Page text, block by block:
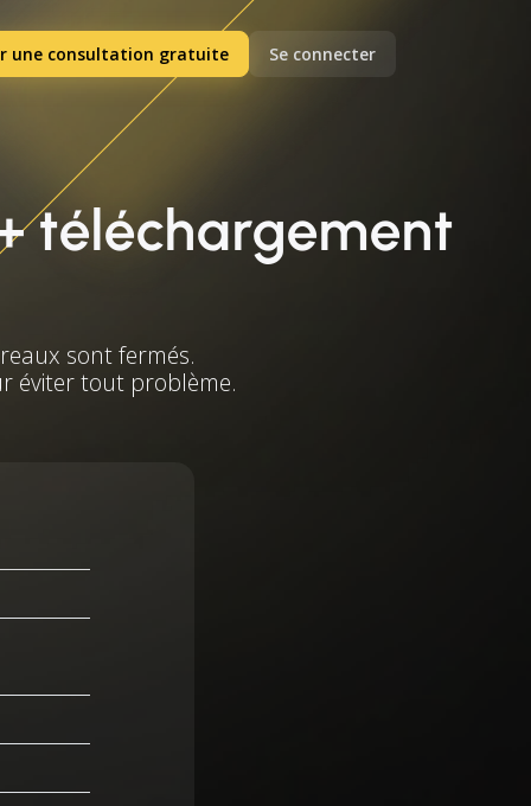
une consultation gratuite Se connecter
téléchargement
sont fermés.
éviter tout problème.